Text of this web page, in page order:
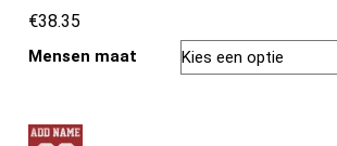
€38.35
Mensen maat